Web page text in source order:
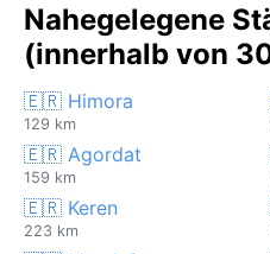
Nahegelegene
(innerhalb von
🇪🇷 Himora
129 km
🇪🇷 Agordat
159 km
🇪🇷 Keren
223 km